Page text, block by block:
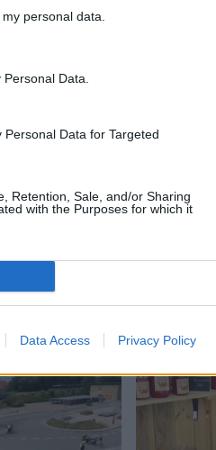
personal data.
Data.
Data for Targeted
Retention, Sale, and/or Sharing
with the Purposes for which it
Data Access Privacy Policy